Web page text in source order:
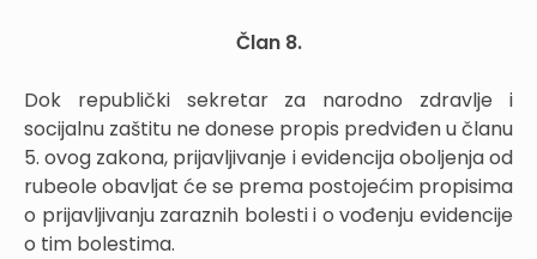
Član 8.
Dok republički sekretar za narodno zdravlje i
socijalnu zaštitu ne donese propis predviđen u članu
5. ovog zakona, prijavljivanje i evidencija oboljenja od
rubeole obavljat će se prema postojećim propisima
o prijavljivanju zaraznih bolesti i o vođenju evidencije
o tim bolestima.